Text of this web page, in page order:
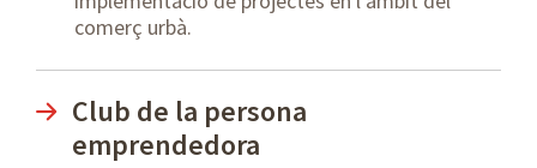
comerç urbà.
Club de la persona
emprendedora